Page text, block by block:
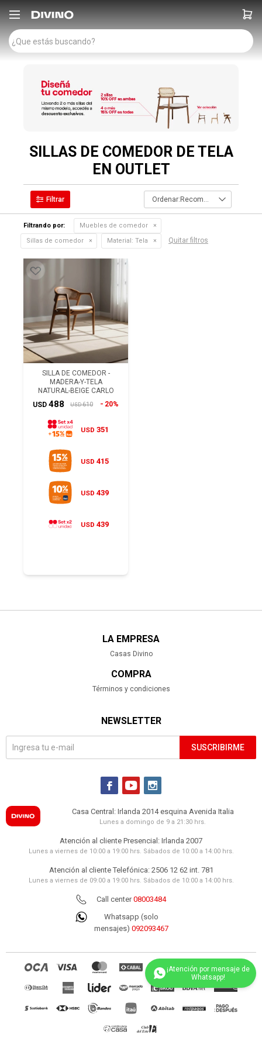

SILLAS DE COMEDOR DE TELA
EN OUTLET
Recomendados
Filtrando por:
Muebles de comedor
Sillas de comedor
Material: Tela Quitar filtros
SILLA DE COMEDOR -
MADERA-Y-TELA
NATURAL-BEIGE CARLO
USD 488 USD 610 20%
USD 351
USD 415
USD 439
USD 439
LA EMPRESA
Casas Divino
COMPRA
Términos y condiciones
NEWSLETTER
SUSCRIBIRME
  
Casa Central: Irlanda 2014 esquina Avenida Italia
Lunes a domingo de 9 a 21:30 hrs.
Atención al cliente Presencial: Irlanda 2007
Lunes a viernes de 10:00 a 19:00 hrs. Sábados de 10:00 a 14:00 hrs.
Atención al cliente Telefónica: 2506 12 62 int. 781
Lunes a viernes de 09:00 a 19:00 hrs. Sábados de 10:00 a 14:00 hrs.
Call center08003484
Whatsapp (solo
mensajes) 092093467